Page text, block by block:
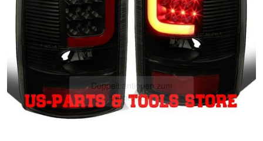
Doppelt antippen zum
vergrößern